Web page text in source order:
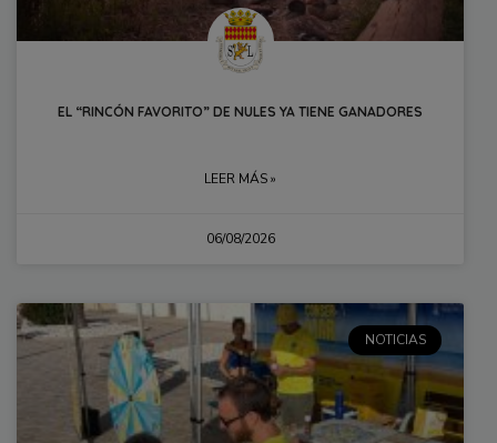
EL “RINCÓN FAVORITO” DE NULES YA TIENE GANADORES
LEER MÁS »
06/08/2026
NOTICIAS